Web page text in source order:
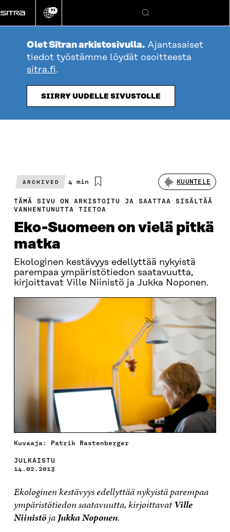
suoraan
sisältöön
Vaihda
kieli
FI
Hae
Olet Sitran arkistosivulla. Ajantasaiset
tiedot työstämme löydät osoitteesta
sitra.fi.
SIIRRY UUDELLE SIVUSTOLLE
ARCHIVED
Arvioitu
4 min KUUNTELE
TÄMÄ SIVU ON ARKISTOITU JA SAATTAA SISÄLTÄÄ
VANHENTUNUTTA TIETOA
Eko-Suomeen on vielä pitkä
matka
Ekologinen kestävyys edellyttää nykyistä
parempaa ympäristötiedon saatavuutta,
kirjoittavat Ville Niinistö ja Jukka Noponen.
Kuvaaja: Patrik Rastenberger
JULKAISTU
14.02.2013
Ekologinen kestävyys edellyttää nykyistä parempaa
ympäristötiedon saatavuutta, kirjoittavatVille
NiinistöjaJukka Noponen.